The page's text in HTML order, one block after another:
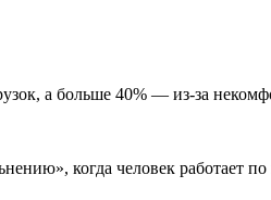
а больше 40% — из-за
когда человек работает